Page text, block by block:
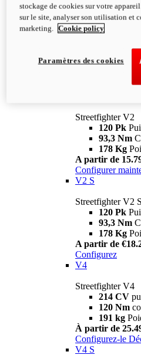
Streetfighter V2
120 Pk
93,3 Nm
178 Kg
A partir de
Configurer
V2 S
Streetfighter V2 S
120 Pk
93,3 Nm
178 Kg
A partir de
Configurez
V4
Streetfighter V4
214 CV
120 Nm
191 kg
À partir de
Configurez-le
V4 S
stockage de cookies sur votre
sur le site, analyser son utilisation et
marketing.
Cookie policy
Paramètres des cookies